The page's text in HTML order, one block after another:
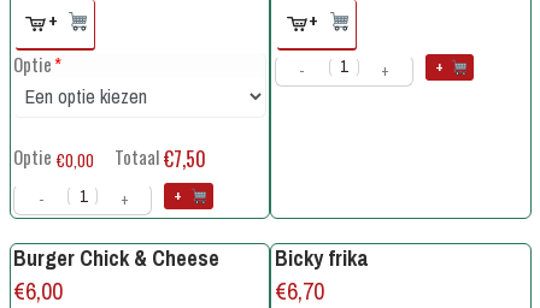
+
Optie*
Optie €0,00 Totaal€7,50
- + +
+
- + +
Burger Chick & Cheese
€6,00
Bicky frika
€6,70